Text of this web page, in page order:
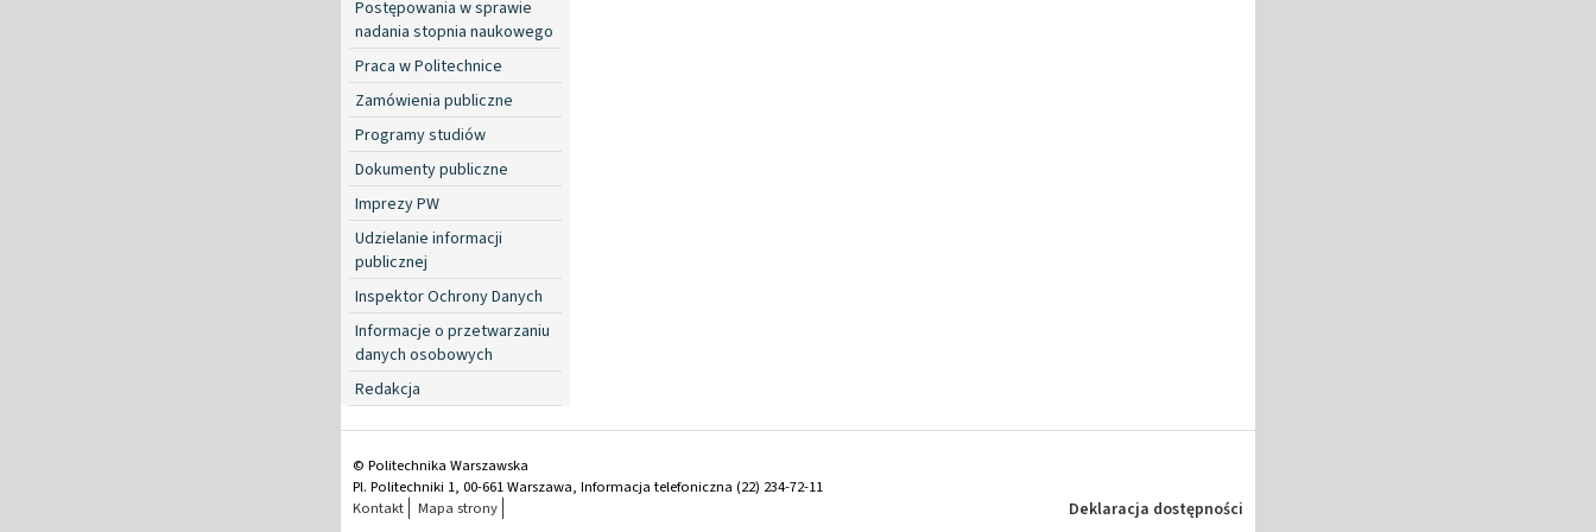
Postępowania w sprawie
nadania stopnia naukowego
Praca w Politechnice
Zamówienia publiczne
Programy studiów
Dokumenty publiczne
Imprezy PW
Udzielanie informacji
publicznej
Inspektor Ochrony Danych
Informacje o przetwarzaniu
danych osobowych
Redakcja
© Politechnika Warszawska
Pl. Politechniki 1, 00-661 Warszawa, Informacja telefoniczna (22) 234-72-11
Kontakt
Mapa strony Deklaracja dostępności